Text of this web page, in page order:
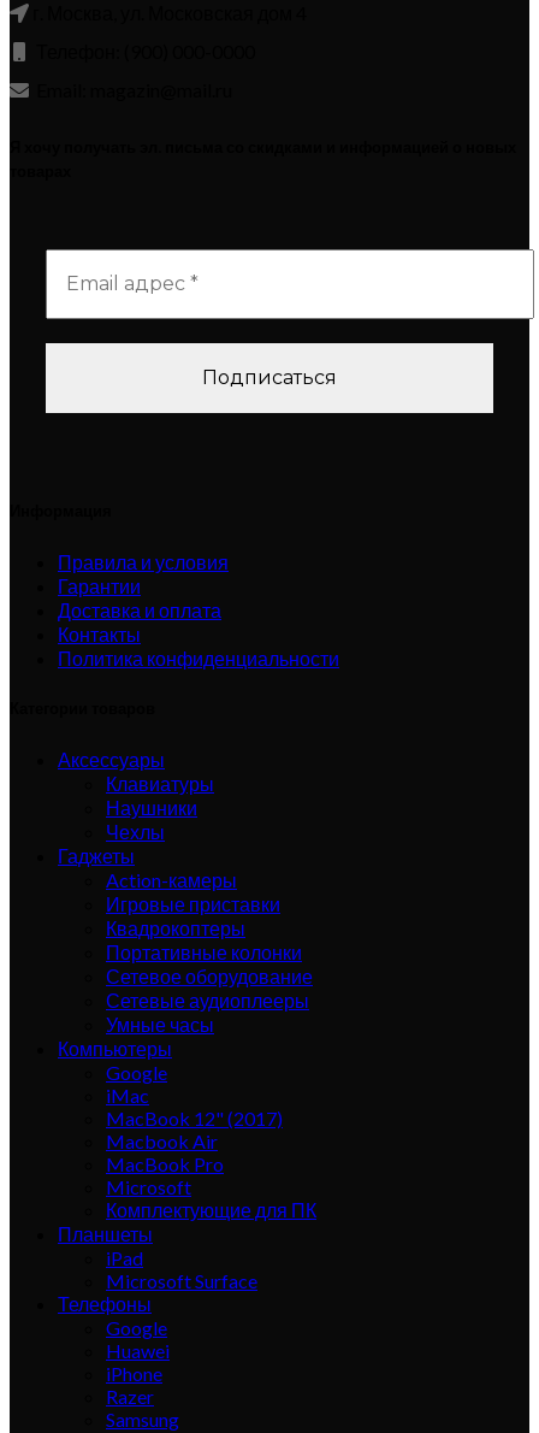
Правила и условия
Гарантии
Доставка и оплата
Контакты
Политика конфиденциальности
Аксессуары
Клавиатуры
Наушники
Чехлы
Гаджеты
Action-камеры
Игровые приставки
Квадрокоптеры
Портативные колонки
Сетевое оборудование
Сетевые аудиоплееры
Умные часы
Компьютеры
Google
iMac
MacBook 12" (2017)
Macbook Air
MacBook Pro
Microsoft
Комплектующие для ПК
Планшеты
iPad
Microsoft Surface
Телефоны
Google
Huawei
iPhone
Razer
Samsung